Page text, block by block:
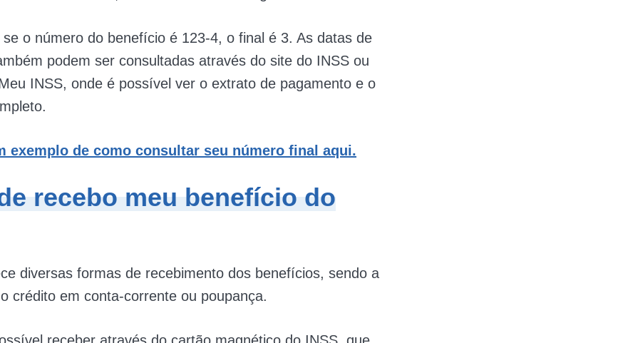
o número do benefício é 123-4, o final é 3. As datas de
podem ser consultadas através do site do INSS ou
INSS, onde é possível ver o extrato de pagamento e o
exemplo de como consultar seu número final aqui.
recebo meu benefício do
diversas formas de recebimento dos benefícios, sendo a
crédito em conta-corrente ou poupança.